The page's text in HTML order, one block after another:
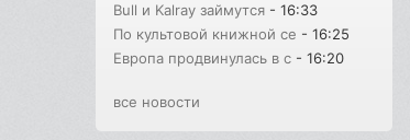
Bull и Kalray займутся - 16:33
По культовой книжной се - 16:25
Европа продвинулась в с - 16:20
все новости